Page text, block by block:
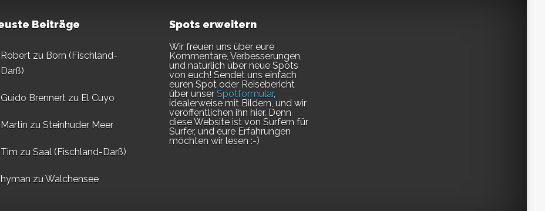
Beiträge
Robertzu Born (Fischland-
Darß)
Guido Brennertzu El Cuyo
Martin zu Steinhuder Meer
Tim zu Saal (Fischland-Darß)
hyman zuWalchensee
Spots erweitern
Wir freuen uns über eure
Kommentare, Verbesserungen,
und natürlich über neue Spots
von euch! Sendet uns einfach
euren Spot oder Reisebericht
über unser Spotformular,
idealerweise mit Bildern, und wir
veröffentlichen ihn hier. Denn
diese Website ist von Surfern für
Surfer, und eure Erfahrungen
möchten wir lesen :-)